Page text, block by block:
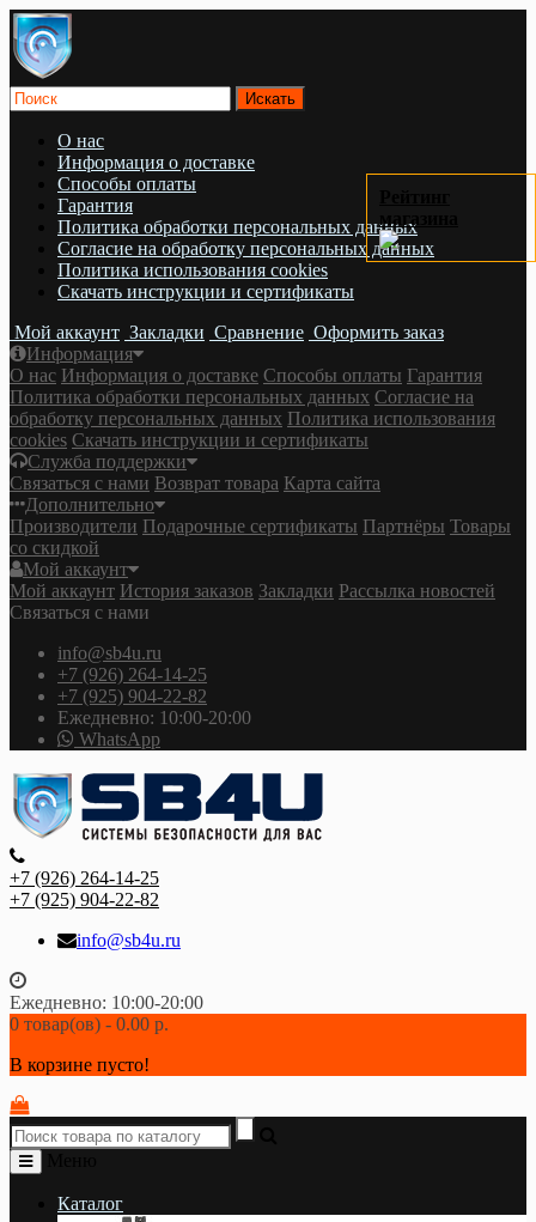
О нас
Информация о доставке
Cпособы оплаты
Гарантия
Политика обработки персональных данных
Согласие на обработку персональных данных
Политика использования cookies
Скачать инструкции и сертификаты
Мой аккаунт Закладки Сравнение Оформить заказ
Информация
О нас Информация о доставке Cпособы оплаты Гарантия
Политика обработки персональных данных Согласие на
обработку персональных данных Политика использования
cookies Скачать инструкции и сертификаты
Служба поддержки
Связаться с нами Возврат товара Карта сайта
Дополнительно
Производители Подарочные сертификаты Партнёры Товары
со скидкой
Мой аккаунт
Мой аккаунт История заказов Закладки Рассылка новостей
Связаться с нами
info@sb4u.ru
+7 (926) 264-14-25
+7 (925) 904-22-82
Ежедневно: 10:00-20:00
WhatsApp
+7 (926) 264-14-25
+7 (925) 904-22-82
info@sb4u.ru
Ежедневно: 10:00-20:00
0 товар(ов) - 0.00 р.
В корзине пусто!
Каталог